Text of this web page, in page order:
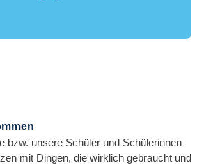
bzw. unsere Schüler und Schülerinnen
mit Dingen, die wirklich gebraucht und